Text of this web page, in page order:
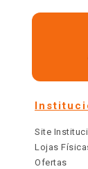
Site
Lojas
Ofertas